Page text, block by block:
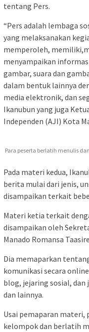
tentang Pers.
“Pers adalah lembaga
yang melaksanakan
memperoleh,
menyampaikan
gambar, suara dan
dalam bentuk lainnya
media elektronik, dan
Ikanubun yang juga
Independen (AJI) Kota
Para peserta berlatih menulis
Pada materi kedua,
berita mulai dari jenis,
disampaikan terkait
Materi ketia terkait
disampaikan oleh
Manado Romansa
Dia memaparkan
komunikasi secara
blog, jejaring sosial, dan
dan lainnya.
Usai pemaparan materi,
kelompok dan berlatih